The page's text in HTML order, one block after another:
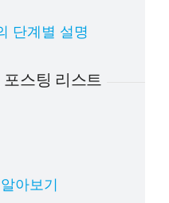
단계별 설명
스팅 리스트
아보기